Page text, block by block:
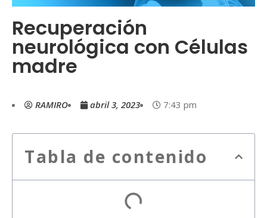
Recuperación
neurológica con Células
madre
RAMIRO abril 3, 2023 7:43 pm
Tabla de contenido